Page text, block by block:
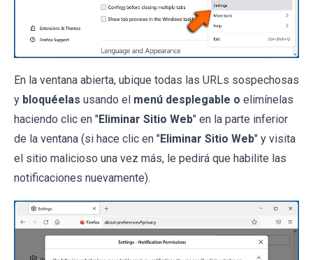
En la ventana abierta, ubique todas las URLs sospechosas
y bloquéelas usando el menú desplegable o elimínelas
haciendo clic en "Eliminar Sitio Web" en la parte inferior
de la ventana (si hace clic en "Eliminar Sitio Web" y visita
el sitio malicioso una vez más, le pedirá que habilite las
notificaciones nuevamente).